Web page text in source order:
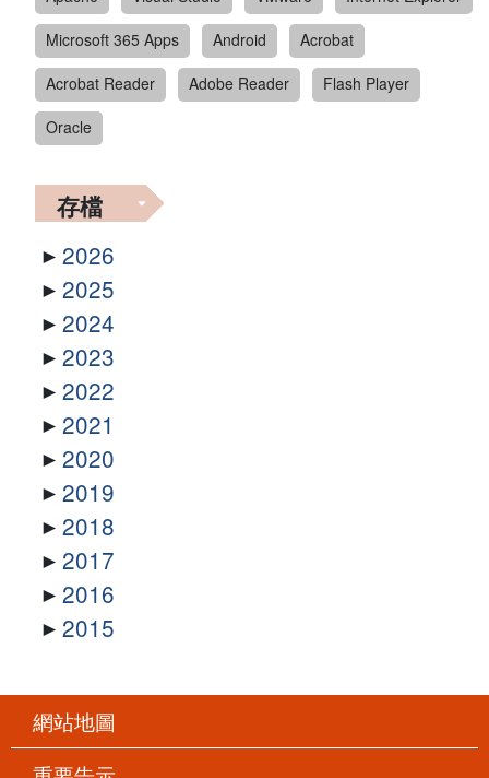
Microsoft 365 Apps
Android
Acrobat
Acrobat Reader
Adobe Reader
Flash Player
Oracle
存檔
2026
2025
2024
2023
2022
2021
2020
2019
2018
2017
2016
2015
網站地圖